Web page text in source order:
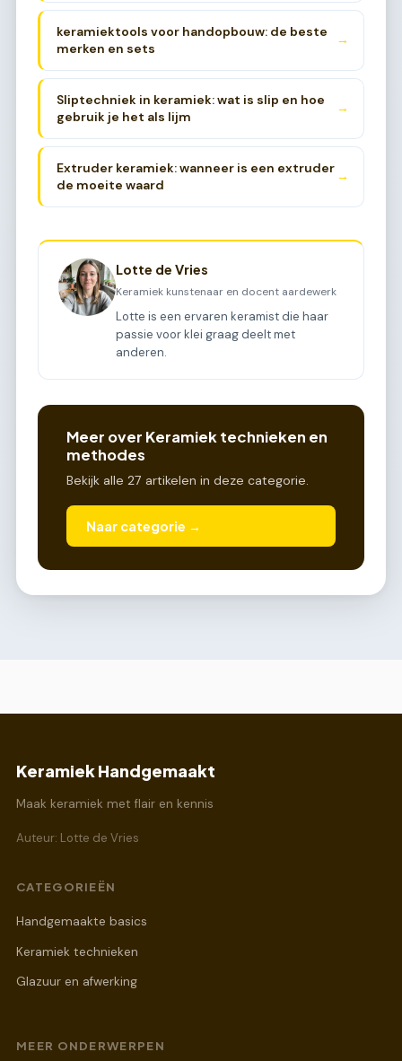
keramiektools voor handopbouw: de beste
merken en sets
→
Sliptechniek in keramiek: wat is slip en hoe
gebruik je het als lijm
→
Extruder keramiek: wanneer is een extruder
de moeite waard
→
Lotte de Vries
Keramiek kunstenaar en docent aardewerk
Lotte is een ervaren keramist die haar
passie voor klei graag deelt met
anderen.
Meer over Keramiek technieken en
methodes
Bekijk alle 27 artikelen in deze categorie.
Naar categorie →
Keramiek Handgemaakt
Maak keramiek met flair en kennis
Auteur: Lotte de Vries
CATEGORIEËN
Handgemaakte basics
Keramiek technieken
Glazuur en afwerking
MEER ONDERWERPEN